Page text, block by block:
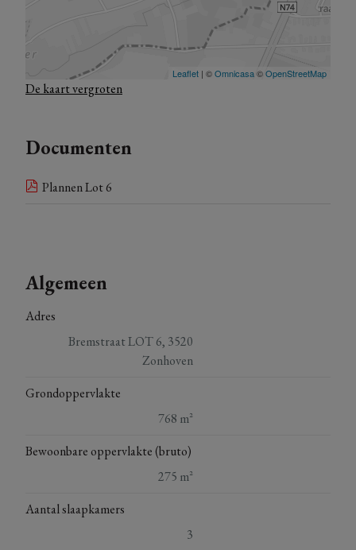
naar wensen personaliseren.
Voor meer informatie staan we uiteraard steeds voor je klaar.
*Onder voorwaarden en volgens de geldende wetgeving.
De kaart vergroten
Documenten
Plannen Lot 6
Algemeen
Adres
Bremstraat LOT 6, 3520
Zonhoven
Grondoppervlakte
768 m²
Bewoonbare oppervlakte (bruto)
275 m²
Aantal slaapkamers
3